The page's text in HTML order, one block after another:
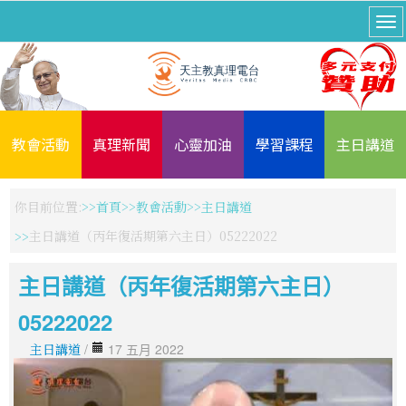
教會活動 真理新聞 心靈加油 學習課程 主日講道
你目前位置: 首頁 教會活動
主日講道
主日講道（丙年復活期第六主日）05222022
主日講道（丙年復活期第六主日）
05222022
主日講道 / 17 五月 2022